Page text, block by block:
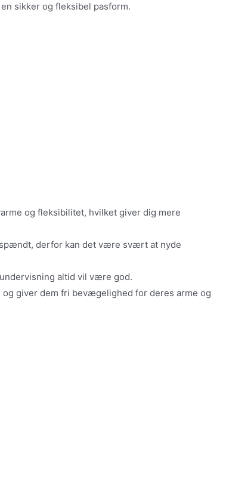
sikker og fleksibel pasform.
og fleksibilitet, hvilket giver dig mere
derfor kan det være svært at nyde
altid vil være god.
giver dem fri bevægelighed for deres arme og